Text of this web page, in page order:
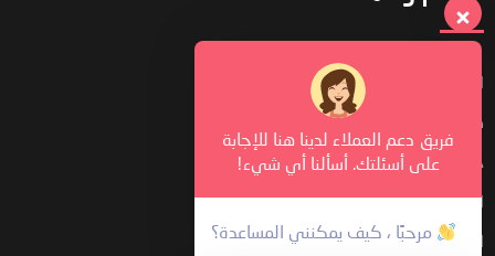
الدردشة المباشرة
كيف تعمل المنصة
جميع الإعلانات
الأسئلة الشائعة
اتصل بنا
فريق دعم العملاء لدينا هنا للإجابة
على أسئلتك. أسألنا أي شيء!
مرحبًا ، كيف يمكنني المساعدة؟